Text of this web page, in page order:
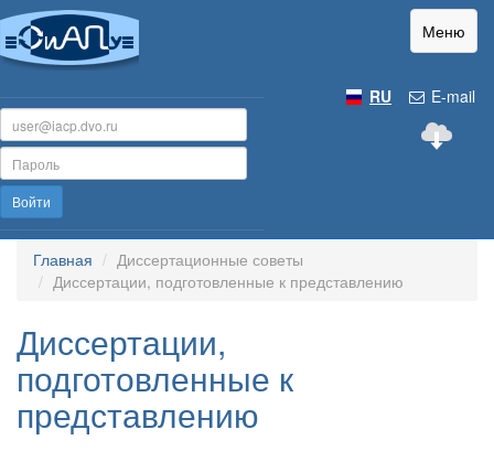
Меню
E-mail
RU
Войти
Главная
Диссертационные советы
Диссертации, подготовленные к представлению
Диссертации,
подготовленные к
представлению